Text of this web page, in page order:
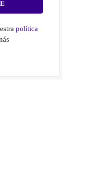
política